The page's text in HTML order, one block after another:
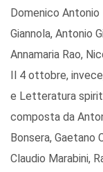
Domenico Antonio
Giannola, Antonio
Annamaria Rao,
Il 4 ottobre,
e Letteratura
composta da
Bonsera, Gaetano
Claudio Marabini,